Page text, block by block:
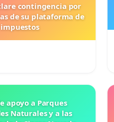
contingencia por
de su plataforma de
impuestos
apoyo a Parques
Naturales y a las